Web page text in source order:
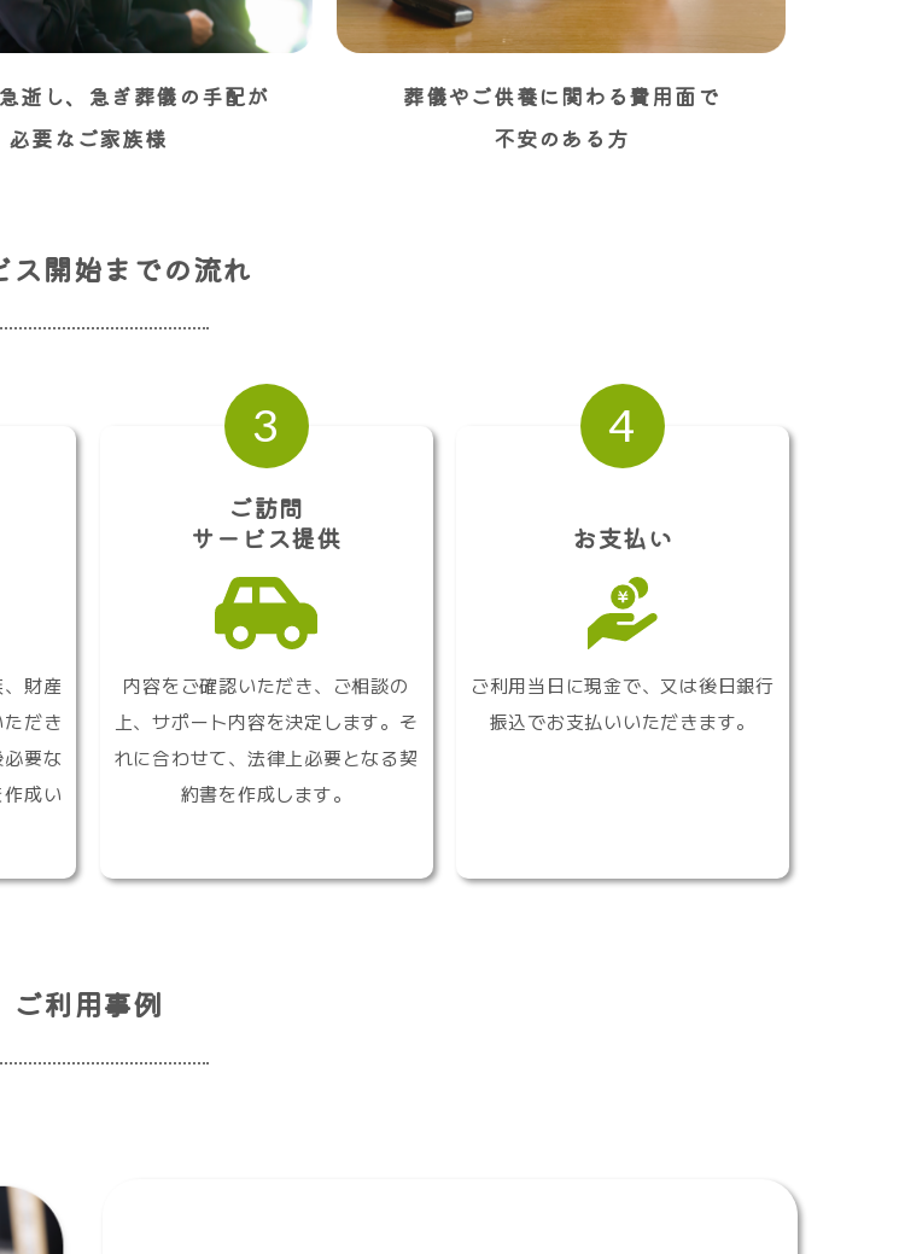
逝し、急ぎ葬儀の手配が
必要なご家族様
葬儀やご供養に関わる費用面で
不安のある方
ス開始までの流れ
財産
だき
必要な
成い
3
ご訪問
サービス提供
内容をご確認いただき、ご相談の
上、サポート内容を決定します。そ
れに合わせて、法律上必要となる契
約書を作成します。
4
お支払い
ご利用当日に現金で、又は後日銀行
振込でお支払いいただきます。
ご利用事例